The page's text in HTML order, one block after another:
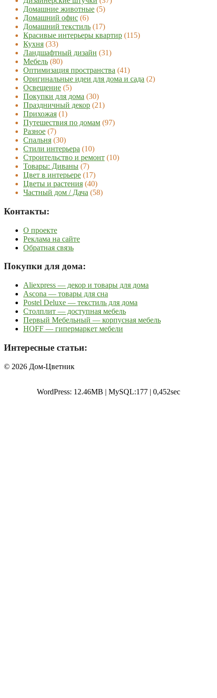
Домашние животные (5)
Домашний офис (6)
Домашний текстиль (17)
Красивые интерьеры квартир (115)
Кухня (33)
Ландшафтный дизайн (31)
Мебель (80)
Оптимизация пространства (41)
Оригинальные идеи для дома и сада (2)
Освещение (5)
Покупки для дома (30)
Праздничный декор (21)
Прихожая (1)
Путешествия по домам (97)
Разное (7)
Спальня (30)
Стили интерьера (10)
Строительство и ремонт (10)
Товары: Диваны (7)
Цвет в интерьере (17)
Цветы и растения (40)
Частный дом / Дача (58)
Контакты:
О проекте
Реклама на сайте
Обратная связь
Покупки для дома:
Aliexpress — декор и товары для дома
Ascona — товары для сна
Postel Deluxe — текстиль для дома
Столплит — доступная мебель
Первый Мебельный — корпусная мебель
HOFF — гипермаркет мебели
Интересные статьи:
© 2026 Дом-Цветник
WordPress: 12.46MB | MySQL:177 | 0,452sec